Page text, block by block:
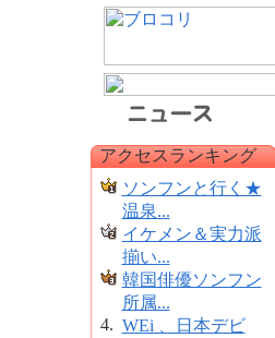
アクセスランキング
ソンフンと行く★
温泉...
イケメン＆実力派
揃い...
韓国俳優ソンフン
所属...
4. WEi 、日本デビ